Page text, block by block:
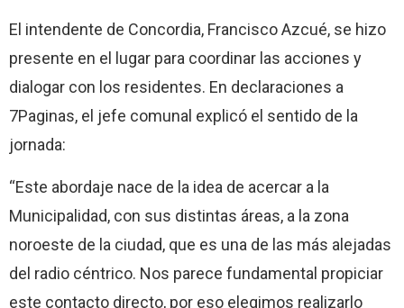
El intendente de Concordia, Francisco Azcué, se hizo
presente en el lugar para coordinar las acciones y
dialogar con los residentes. En declaraciones a
7Paginas, el jefe comunal explicó el sentido de la
jornada:
“Este abordaje nace de la idea de acercar a la
Municipalidad, con sus distintas áreas, a la zona
noroeste de la ciudad, que es una de las más alejadas
del radio céntrico. Nos parece fundamental propiciar
este contacto directo, por eso elegimos realizarlo